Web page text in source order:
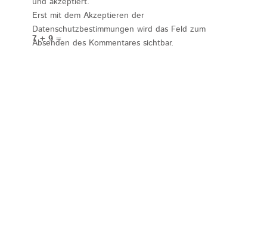
7 + 9 =
Erst mit dem Akzeptieren der
Datenschutzbestimmungen wird das Feld zum
Absenden des Kommentares sichtbar.